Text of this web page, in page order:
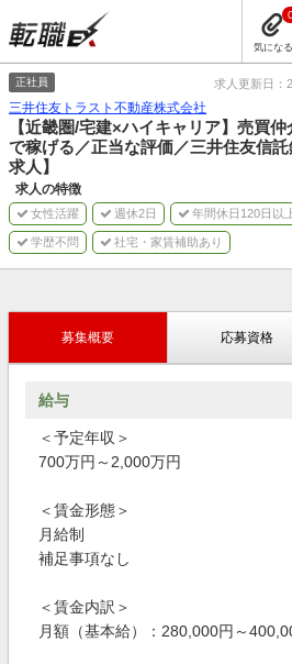
気になる
正社員 求人更新日：
三井住友トラスト不動産株式会社
【近畿圏/宅建×ハイキャリア】売買
で稼げる／正当な評価／三井住友信
求人】
求人の特徴
女性活躍 週休2日 年間休日120日以
学歴不問 社宅・家賃補助あり
募集概要 応募資格
給与
＜予定年収＞
700万円～2,000万円
＜賃金形態＞
月給制
補足事項なし
＜賃金内訳＞
月額（基本給）：280,000円～